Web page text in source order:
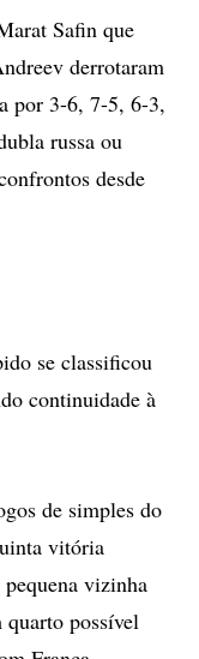
Safin que
derrotaram
por 3-6, 7-5, 6-3,
russa ou
desde
se classificou
continuidade à
de simples do
vitória
vizinha
quarto possível